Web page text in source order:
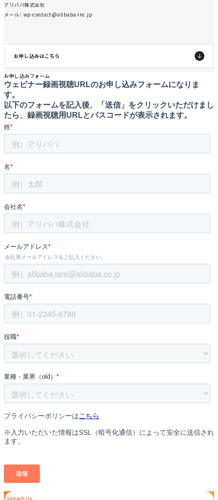
アリババ株式会社
メール： wp-contact@alibaba-inc.jp
お申し込みはこちら
お申し込みフォーム